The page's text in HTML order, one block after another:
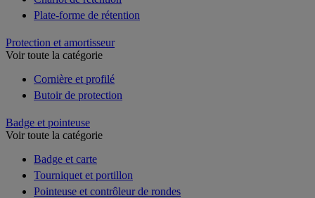
Plate-forme de rétention
Protection et amortisseur
Voir toute la catégorie
Cornière et profilé
Butoir de protection
Badge et pointeuse
Voir toute la catégorie
Badge et carte
Tourniquet et portillon
Pointeuse et contrôleur de rondes